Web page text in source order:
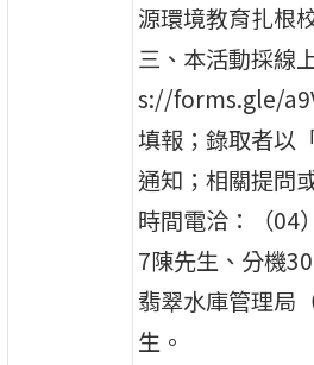
源環境教育扎根
三、本活動採線
s://forms.gle/
填報；錄取者以
通知；相關提問
時間電洽：（04
7陳先生、分機
翡翠水庫管理局
生。